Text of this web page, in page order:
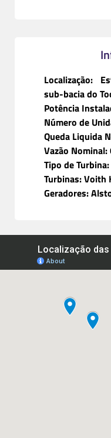
Localização:
sub-bacia do
Potência
Número de
Queda Liquida
Vazão Nominal:
Tipo de
Turbinas: Voith
Geradores: